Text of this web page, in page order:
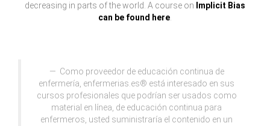
decreasing in parts of the world. A course on Implicit Bias
can be found here
Como proveedor de educación continua de
enfermería, enfermerias.es® está interesado en sus
cursos profesionales que podrían ser usados como
material en línea, de educación continua para
enfermeros, usted suministraría el contenido en un